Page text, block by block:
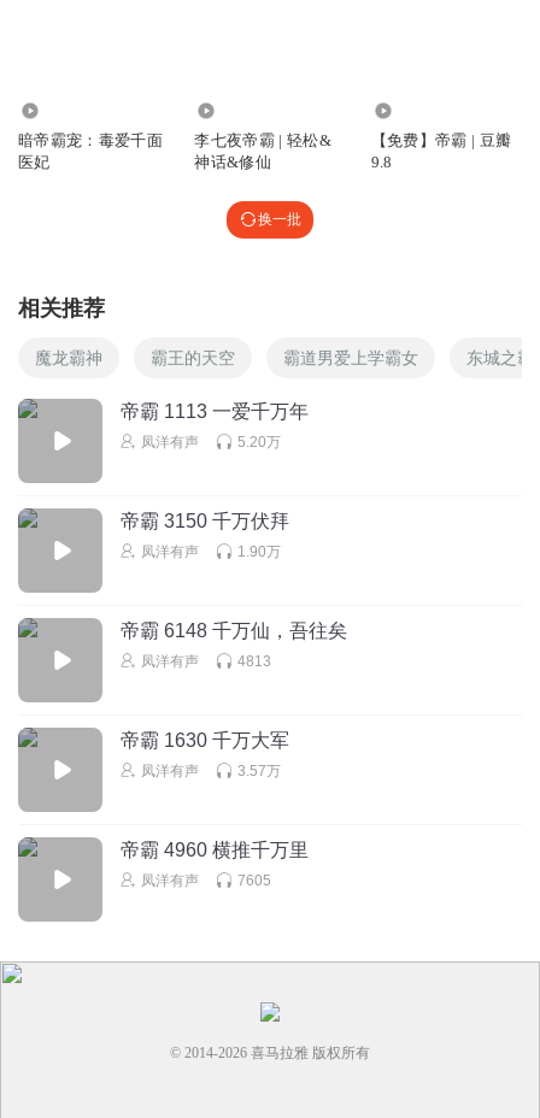
暗帝霸宠：毒爱千面
医妃
李七夜帝霸 | 轻松&
神话&修仙
【免费】帝霸 | 豆瓣
9.8
换一批
相关推荐
魔龙霸神 霸王的天空 霸道男爱上学霸女 东城之霸
帝霸 1113 一爱千万年
凤洋有声 5.20万
帝霸 3150 千万伏拜
凤洋有声 1.90万
帝霸 6148 千万仙，吾往矣
凤洋有声 4813
帝霸 1630 千万大军
凤洋有声 3.57万
帝霸 4960 横推千万里
凤洋有声 7605
© 2014-2026 喜马拉雅 版权所有